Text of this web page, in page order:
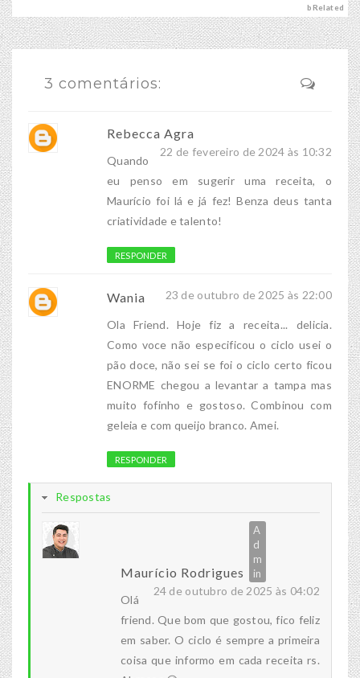
bRelated
3 comentários:
Rebecca Agra
22 de fevereiro de 2024 às 10:32
Quando
eu penso em sugerir uma receita, o
Maurício foi lá e já fez! Benza deus tanta
criatividade e talento!
RESPONDER
Wania 23 de outubro de 2025 às 22:00
Ola Friend. Hoje fiz a receita... delicia.
Como voce não especificou o ciclo usei o
pão doce, não sei se foi o ciclo certo ficou
ENORME chegou a levantar a tampa mas
muito fofinho e gostoso. Combinou com
geleia e com queijo branco. Amei.
RESPONDER
Respostas
Maurício Rodrigues
24 de outubro de 2025 às 04:02
Olá
friend. Que bom que gostou, fico feliz
em saber. O ciclo é sempre a primeira
coisa que informo em cada receita rs.